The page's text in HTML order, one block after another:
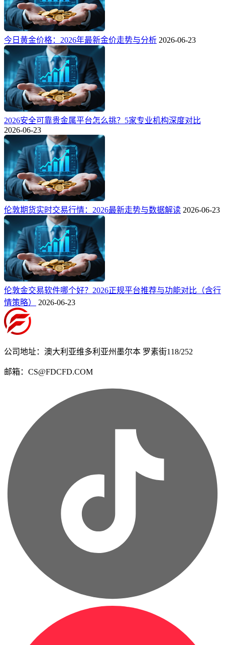
今日黄金价格：2026年最新金价走势与分析 2026-06-23
2026安全可靠贵金属平台怎么挑？5家专业机构深度对比
2026-06-23
伦敦期货实时交易行情：2026最新走势与数据解读 2026-06-23
伦敦金交易软件哪个好？2026正规平台推荐与功能对比（含行
情策略）
2026-06-23
公司地址：澳大利亚维多利亚州墨尔本 罗素街118/252
邮箱：CS@FDCFD.COM